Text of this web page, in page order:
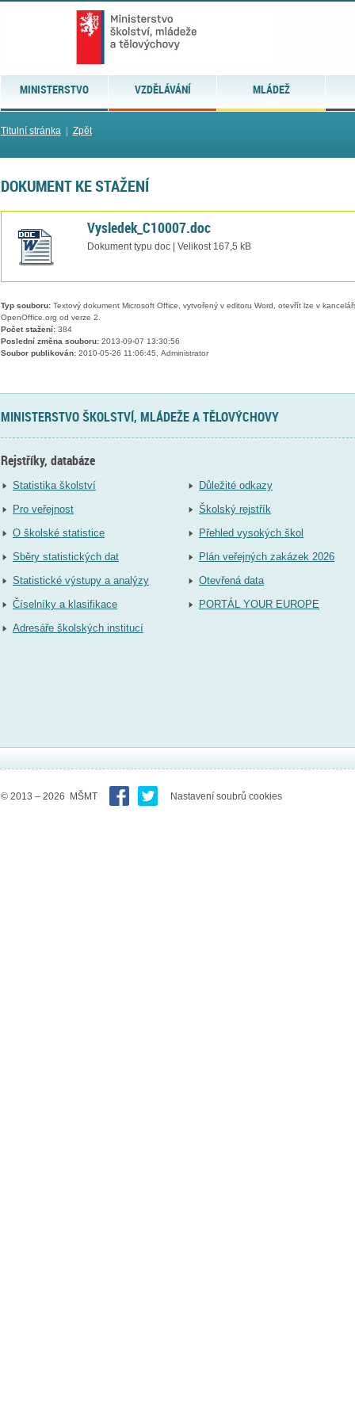
MINISTERSTVO VZDĚLÁVÁNÍ MLÁDEŽ
Titulní stránka| Zpět
DOKUMENT KE STAŽENÍ
Vysledek_C10007.doc
Dokument typu doc | Velikost 167,5 kB
Typ souboru:Textový dokument Microsoft Office, vytvořený v editoru Word, otevřít lze v
OpenOffice.org od verze 2.
Počet stažení:384
Poslední změna souboru:2013-09-07 13:30:56
Soubor publikován:2010-05-26 11:06:45, Administrator
MINISTERSTVO ŠKOLSTVÍ, MLÁDEŽE A TĚLOVÝCHOVY
Rejstříky, databáze
Statistika školství
Pro veřejnost
O školské statistice
Sběry statistických dat
Statistické výstupy a analýzy
Číselníky a klasifikace
Adresáře školských institucí
Důležité odkazy
Školský rejstřík
Přehled vysokých škol
Plán veřejných zakázek 2026
Otevřená data
PORTÁL YOUR EUROPE
© 2013 – 2026 MŠMT Nastavení soubrů cookies